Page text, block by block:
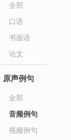
全部
口语
书面语
论文
原声例句
全部
音频例句
视频例句